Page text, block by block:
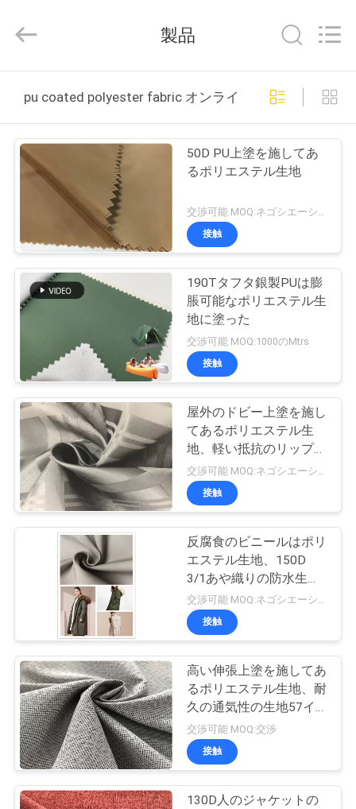
プ
ク
ト
に
つ
い
行
品
質
管
理
2026
Textile
製品
pu coated polyester fabric オンライン製造
50D PU上塗を施してあ
るポリエステル生地
交渉可能 MOQ:ネゴシエーション
接触
190Tタフタ銀製PUは膨
脹可能なポリエステル生
地に塗った
交渉可能 MOQ:1000のMtrs
接触
屋外のドビー上塗を施し
てあるポリエステル生
地、軽い抵抗のリップス
トップポリエステル生地
接触
反腐食のビニールはポリ
エステル生地、150D
3/1あや織りの防水生地
に塗りました
交渉可能 MOQ:ネゴシエーション
接触
高い伸張上塗を施してあ
るポリエステル生地、耐
久の通気性の生地57イ
ンチの幅
交渉可能 MOQ:交渉
接触
130D人のジャケットの